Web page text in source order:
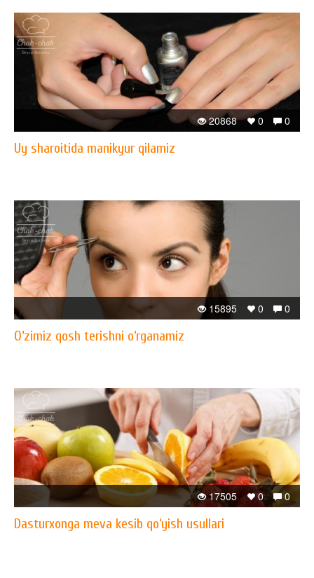
0
0
20868
Uy sharoitida manikyur qilamiz
0
0
15895
O‘zimiz qosh terishni o‘rganamiz
0
0
17505
Dasturxonga meva kesib qo‘yish usullari